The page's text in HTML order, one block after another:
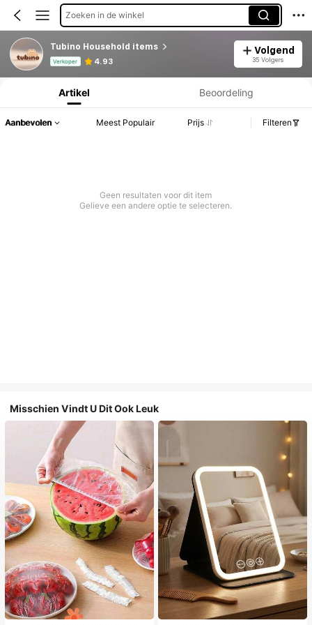
Zoeken in de winkel
Tubino Household items
Verkoper 4.93
Volgend
35 Volgers
Productinformatie: Prijsopenbaring, Verkoop- en Voorraadgegevens.
Artikel Beoordeling
Aanbevolen Meest Populair Prijs Filteren
Geen resultaten voor dit item
Gelieve een andere optie te selecteren.
Misschien Vindt U Dit Ook Leuk